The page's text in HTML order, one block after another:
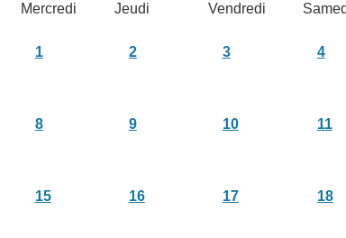
Mercredi Jeudi Vendredi
1 2 3 4
8 9 10 11
15 16 17 18